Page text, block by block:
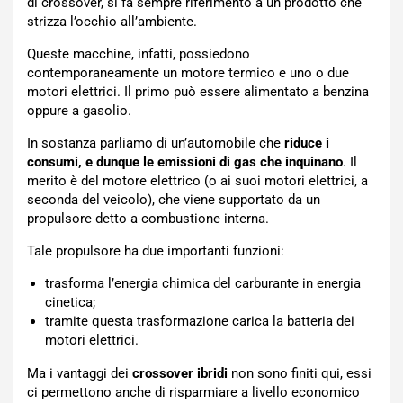
strizza l’occhio all’ambiente.
Queste macchine, infatti, possiedono
contemporaneamente un motore termico e uno o due
motori elettrici. Il primo può essere alimentato a benzina
oppure a gasolio.
In sostanza parliamo di un’automobile che riduce i
consumi, e dunque le emissioni di gas che inquinano. Il
merito è del motore elettrico (o ai suoi motori elettrici, a
seconda del veicolo), che viene supportato da un
propulsore detto a combustione interna.
Tale propulsore ha due importanti funzioni:
trasforma l’energia chimica del carburante in energia
cinetica;
tramite questa trasformazione carica la batteria dei
motori elettrici.
Ma i vantaggi dei crossover ibridi non sono finiti qui, essi
ci permettono anche di risparmiare a livello economico